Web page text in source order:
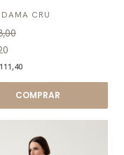
CRU
COMPRAR